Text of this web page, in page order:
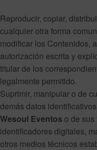
Reproducir, copiar,
cualquier otra forma
modificar los Contenidos,
autorización escrita y
titular de los
legalmente permitido.
Suprimir, manipular o de
demás datos
Wesoul Eventos o de
identificadores digitales,
otros medios técnicos